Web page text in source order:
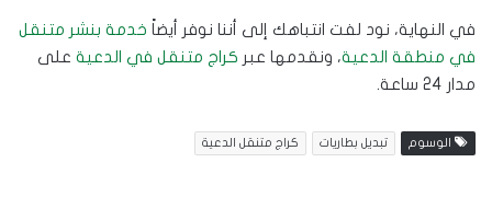
في النهاية، نود لفت انتباهك إلى أننا نوفر أيضاً خدمة بنشر متنقل
في منطقة الدعية، ونقدمها عبر كراج متنقل في الدعية على
مدار 24 ساعة.
الوسوم تبديل بطاريات كراج متنقل الدعية